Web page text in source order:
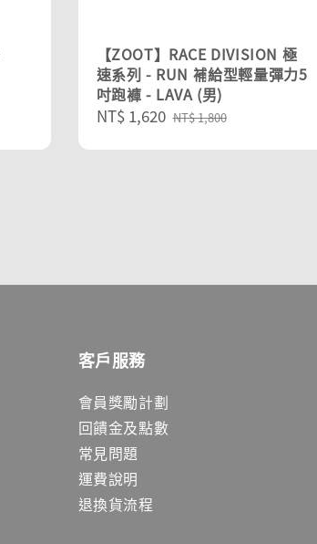
【ZOOT】RACE DIVISION 極
速系列 - RUN 補給型輕量彈力5
吋跑褲 - LAVA (男)
Sale
NT$ 1,620 Regular
NT$ 1,800
客戶服務
會員獎勵計劃
回饋金及點數
常見問題
運費說明
退換貨流程